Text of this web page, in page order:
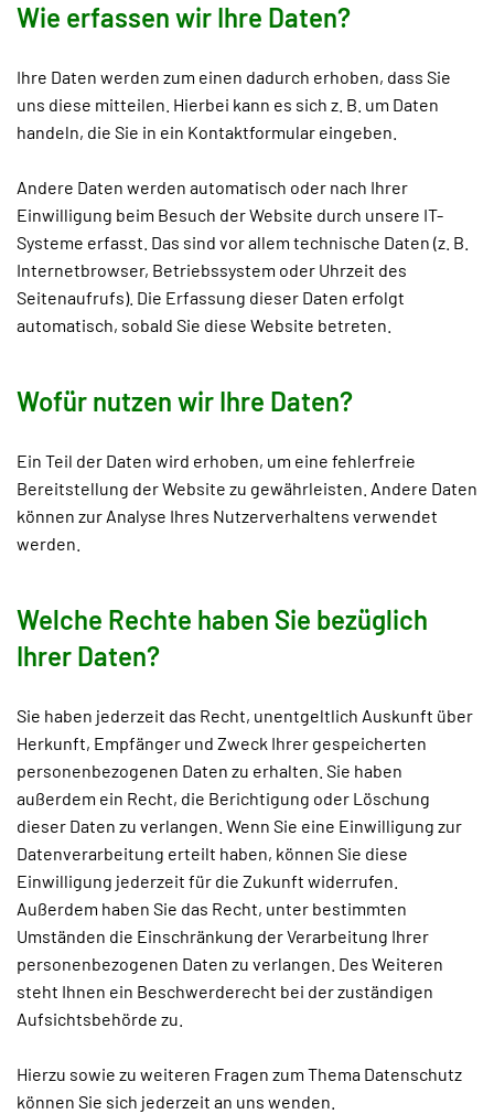
Wie erfassen wir Ihre Daten?
Ihre Daten werden zum einen dadurch erhoben, dass Sie
uns diese mitteilen. Hierbei kann es sich z. B. um Daten
handeln, die Sie in ein Kontaktformular eingeben.
Andere Daten werden automatisch oder nach Ihrer
Einwilligung beim Besuch der Website durch unsere IT-
Systeme erfasst. Das sind vor allem technische Daten (z. B.
Internetbrowser, Betriebssystem oder Uhrzeit des
Seitenaufrufs). Die Erfassung dieser Daten erfolgt
automatisch, sobald Sie diese Website betreten.
Wofür nutzen wir Ihre Daten?
Ein Teil der Daten wird erhoben, um eine fehlerfreie
Bereitstellung der Website zu gewährleisten. Andere Daten
können zur Analyse Ihres Nutzerverhaltens verwendet
werden.
Welche Rechte haben Sie bezüglich
Ihrer Daten?
Sie haben jederzeit das Recht, unentgeltlich Auskunft über
Herkunft, Empfänger und Zweck Ihrer gespeicherten
personenbezogenen Daten zu erhalten. Sie haben
außerdem ein Recht, die Berichtigung oder Löschung
dieser Daten zu verlangen. Wenn Sie eine Einwilligung zur
Datenverarbeitung erteilt haben, können Sie diese
Einwilligung jederzeit für die Zukunft widerrufen.
Außerdem haben Sie das Recht, unter bestimmten
Umständen die Einschränkung der Verarbeitung Ihrer
personenbezogenen Daten zu verlangen. Des Weiteren
steht Ihnen ein Beschwerderecht bei der zuständigen
Aufsichtsbehörde zu.
Hierzu sowie zu weiteren Fragen zum Thema Datenschutz
können Sie sich jederzeit an uns wenden.